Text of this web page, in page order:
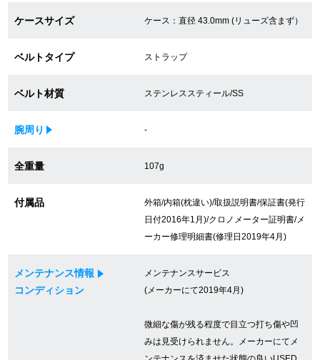
買取・下取りはこちら
買取専門サロン
買取ご成約者様限定5万円クーポン
75%以上保証！中古商品高価買戻し
オーバーホールについて
ケースサイズ ケース：直径 43.0mm (リューズ含まず）
ベルトタイプ ストラップ
ベルト材質 ステンレススティール/SS
腕周り -
全重量 107g
付属品
外箱/内箱(枕違い)/取扱説明書/保証書(発行
日付2016年1月)/クロノメーター証明書/メ
ーカー修理明細書(修理日2019年4月)
メンテナンス情報
コンディション
メンテナンスサービス
(メーカーにて2019年4月)
微細な傷が残る程度で目立つ打ち傷や凹
みは見受けられません。メーカーにてメ